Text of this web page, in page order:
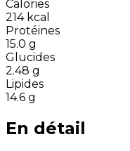
Calories
214 kcal
Protéines
15.0 g
Glucides
2.48 g
Lipides
14.6 g
En détail